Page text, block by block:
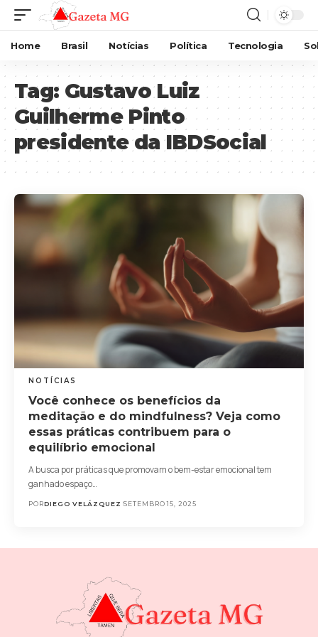
Home Brasil Notícias Política Tecnologia
Tag: Gustavo Luiz
Guilherme Pinto
presidente da IBDSocial
NOTÍCIAS
Você conhece os benefícios da
meditação e do mindfulness? Veja como
essas práticas contribuem para o
equilíbrio emocional
A busca por práticas que promovam o bem-estar emocional tem
ganhado espaço…
PORDIEGO VELÁZQUEZ SETEMBRO 15, 2025